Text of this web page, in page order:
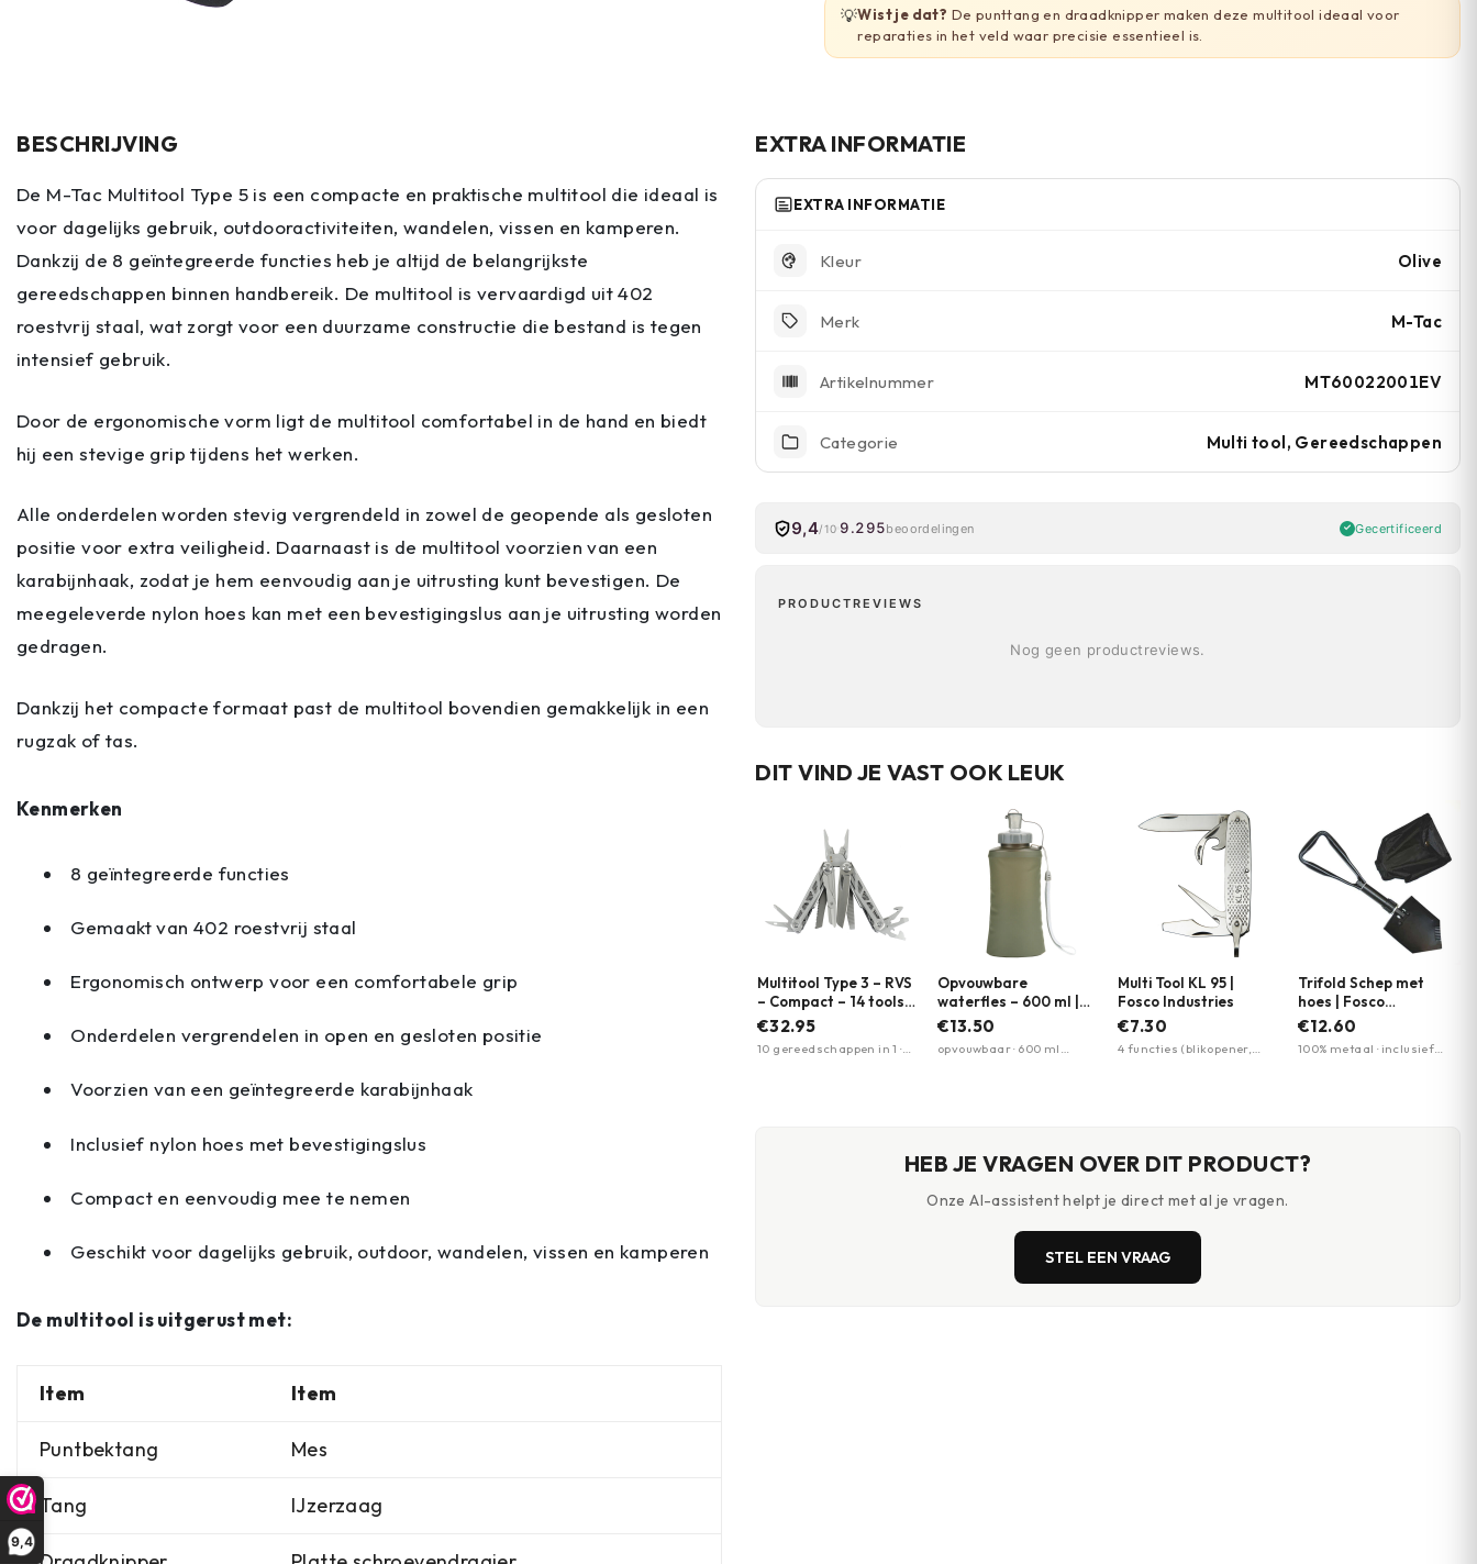
9,4
💡Wist je dat? De punttang en draadknipper maken deze multitool ideaal voor
reparaties in het veld waar precisie essentieel is.
BESCHRIJVING
De M-Tac Multitool Type 5 is een compacte en praktische multitool die ideaal is
voor dagelijks gebruik, outdooractiviteiten, wandelen, vissen en kamperen.
Dankzij de 8 geïntegreerde functies heb je altijd de belangrijkste
gereedschappen binnen handbereik. De multitool is vervaardigd uit 402
roestvrij staal, wat zorgt voor een duurzame constructie die bestand is tegen
intensief gebruik.
Door de ergonomische vorm ligt de multitool comfortabel in de hand en biedt
hij een stevige grip tijdens het werken.
Alle onderdelen worden stevig vergrendeld in zowel de geopende als gesloten
positie voor extra veiligheid. Daarnaast is de multitool voorzien van een
karabijnhaak, zodat je hem eenvoudig aan je uitrusting kunt bevestigen. De
meegeleverde nylon hoes kan met een bevestigingslus aan je uitrusting worden
gedragen.
Dankzij het compacte formaat past de multitool bovendien gemakkelijk in een
rugzak of tas.
Kenmerken
8 geïntegreerde functies
Gemaakt van 402 roestvrij staal
Ergonomisch ontwerp voor een comfortabele grip
Onderdelen vergrendelen in open en gesloten positie
Voorzien van een geïntegreerde karabijnhaak
Inclusief nylon hoes met bevestigingslus
Compact en eenvoudig mee te nemen
Geschikt voor dagelijks gebruik, outdoor, wandelen, vissen en kamperen
De multitool is uitgerust met:
Item Item
Puntbektang Mes
Tang IJzerzaag
EXTRA INFORMATIE
EXTRA INFORMATIE
Kleur Olive
Merk M-Tac
Artikelnummer MT60022001EV
Categorie Multi tool, Gereedschappen
9,4/10 9.295beoordelingen Gecertificeerd
PRODUCTREVIEWS
Nog geen productreviews.
DIT VIND JE VAST OOK LEUK
Multitool Type 3 – RVS
– Compact – 14 tools |
M-Tac
€32.95
10 gereedschappen in 1 ·
Opvouwbare
waterfles – 600 ml |
101 INC.
€13.50
opvouwbaar · 600 ml
Multi Tool KL 95 |
Fosco Industries
€7.30
4 functies (blikopener,
Trifold Schep met
hoes | Fosco
Industries
€12.60
100% metaal · inclusief
HEB JE VRAGEN OVER DIT PRODUCT?
Onze AI-assistent helpt je direct met al je vragen.
STEL EEN VRAAG